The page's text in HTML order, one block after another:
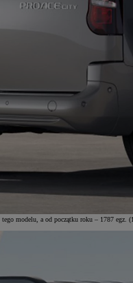
modelu, a od początku roku – 1787